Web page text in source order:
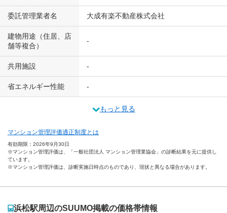
委託管理業者名 大成有楽不動産株式会社
建物用途（住居、店
舗等複合）
-
共用施設 -
省エネルギー性能 -
もっと見る
マンション管理評価適正制度とは
有効期限：2026年9月30日
※マンション管理評価は、「一般社団法人 マンション管理業協会」の診断結果を元に提供し
ています。
※マンション管理評価は、診断実施日時点のものであり、現状と異なる場合があります。
浜松駅周辺のSUUMO掲載の価格帯情報